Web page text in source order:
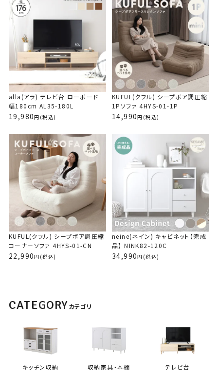
購入者
み 1
6畳の部屋に置いてます。
セミダブルのベッドがあるため、部屋を圧迫している感があり1Pソ
ファにしておけばよかったかなと少し後悔…。
使用感は、柔らかすぎない座り心地で高さもあるため、座るのも立
つのも楽で良いです。
あと、カバーの取り外しができると尚良いと思います。
KUFUL(クフル) シープボア調圧縮1Pソファ
4HYS-01-1P
購入者
りり
白のコーナーソファを買って、レビューにも書きましたが、もうひと
つ欲しくなって買おうと思ったら欲しかったオットマンが売り切れ。
次にひとり用のソファを見たらライトグレーしかなくて、部屋の色味
的に悩んだけど、悩んでいたら在庫切りになると思って買いまし
た。コーナーソファより圧縮が回復？サイズが戻るまで時間がかか
KUFUL(クフル) シープボア調圧縮コーナーソ
ファ 4HYS-01-CN
alla(アラ) テレビ台 ローボード
幅180cm AL35-180L
19,980 (税込)
KUFUL(クフル) シープボア調圧縮
1Pソファ 4HYS-01-1P
14,990 (税込)
KUFUL(クフル) シープボア調圧縮
コーナーソファ 4HYS-01-CN
22,990 (税込)
neine(ネイン) キャビネット【完成
品】 NINK82-120C
34,990 (税込)
CATEGORYカテゴリ
キッチン収納 収納家具・本棚
テレビ台